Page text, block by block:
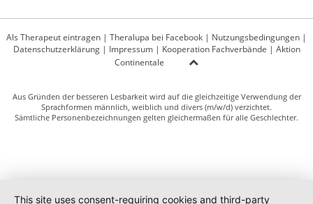
Als Therapeut eintragen | Theralupa bei Facebook | Nutzungsbedingungen |
Datenschutzerklärung| Impressum| Kooperation Fachverbände | Aktion
Continentale
Aus Gründen der besseren Lesbarkeit wird auf die gleichzeitige Verwendung der
Sprachformen männlich, weiblich und divers (m/w/d) verzichtet.
Sämtliche Personenbezeichnungen gelten gleichermaßen für alle Geschlechter.
This site uses consent-requiring cookies and third-party